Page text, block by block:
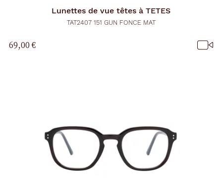
Lunettes de vue têtes à TETES
TAT2407 151 GUN FONCE MAT
69,00 €